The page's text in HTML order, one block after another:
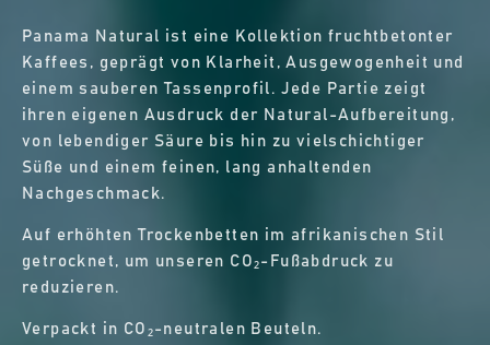
Panama Natural ist eine Kollektion fruchtbetonter
Kaffees, geprägt von Klarheit, Ausgewogenheit und
einem sauberen Tassenprofil. Jede Partie zeigt
ihren eigenen Ausdruck der Natural-Aufbereitung,
von lebendiger Säure bis hin zu vielschichtiger
Süße und einem feinen, lang anhaltenden
Nachgeschmack.
Auf erhöhten Trockenbetten im afrikanischen Stil
getrocknet, um unseren CO₂-Fußabdruck zu
reduzieren.
Verpackt in CO₂-neutralen Beuteln.